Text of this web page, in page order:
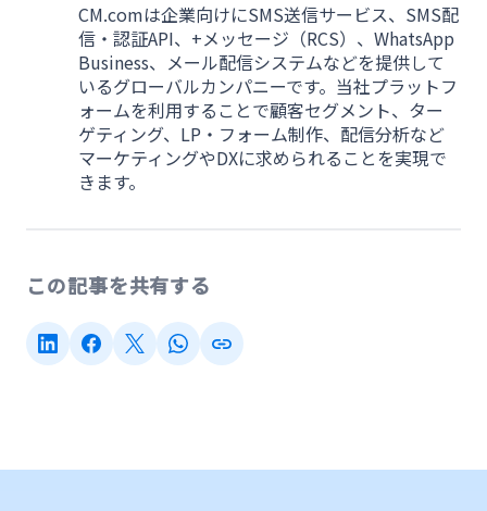
CM.comは企業向けにSMS送信サービス、SMS配
信・認証API、+メッセージ（RCS）、WhatsApp
Business、メール配信システムなどを提供して
いるグローバルカンパニーです。当社プラットフ
ォームを利用することで顧客セグメント、ター
ゲティング、LP・フォーム制作、配信分析など
マーケティングやDXに求められることを実現で
きます。
この記事を共有する